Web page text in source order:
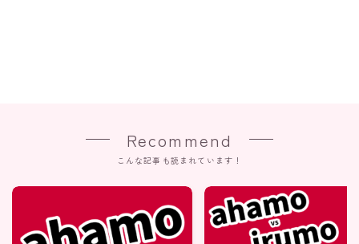
Recommend
こんな記事も読まれています！